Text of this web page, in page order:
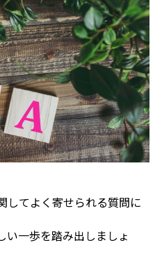
してよく寄せられる質問に
い一歩を踏み出しましょ